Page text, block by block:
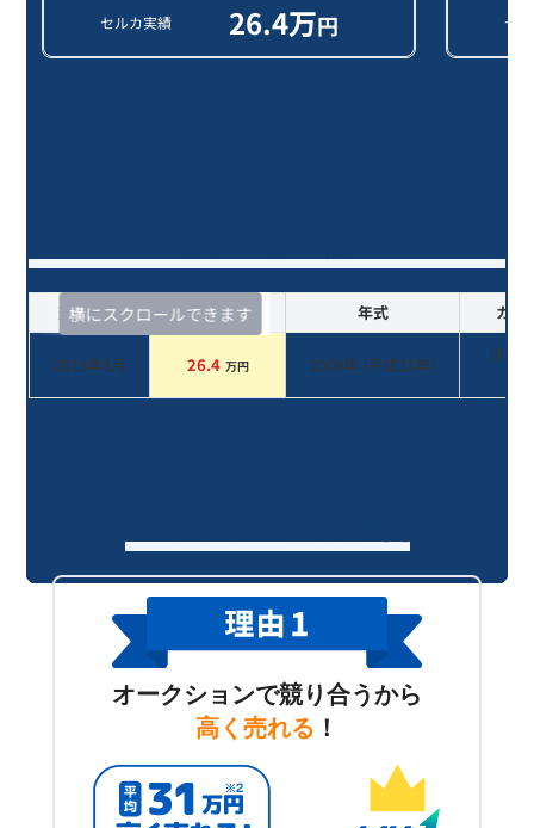
セルカ実績 26.4万円 セ
横にスクロールできます
査定時期 セルカ実績 年式 カラ
2019年8月 26.4 万円 2009年 (平成21年)
ホワ
オークションで競り合うから
高く売れる ！